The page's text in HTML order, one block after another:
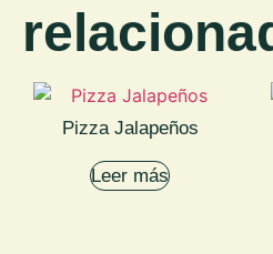
Pizza Jalapeños
Leer más